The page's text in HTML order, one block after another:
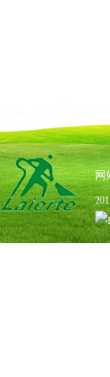
网